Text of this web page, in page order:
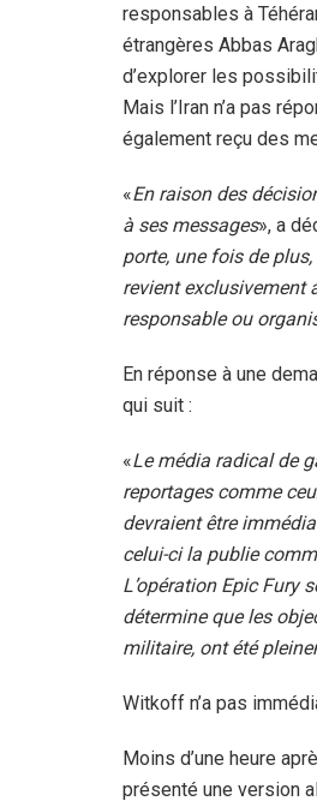
responsables à
étrangères Abbas
d’explorer les
Mais l’Iran n’a pas
également reçu des
«En raison des
à ses messages», a
porte, une fois de
revient exclusivement
responsable ou
En réponse à une
qui suit :
«Le média radical de
reportages comme
devraient être
celui-ci la publie
L’opération Epic Fury
détermine que les
militaire, ont été
Witkoff n’a pas
Moins d’une heure
présenté une version